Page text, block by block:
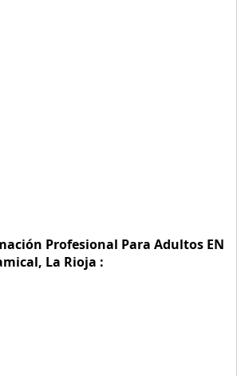
Profesional Para Adultos EN
La Rioja :